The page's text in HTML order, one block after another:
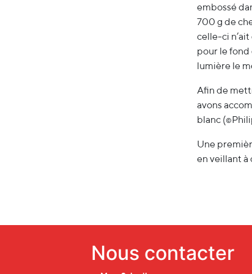
embossé
700 g de
celle-ci
pour le
lumière le
Afin de
avons
blanc (©
Une
en veillant à
Nous contacter